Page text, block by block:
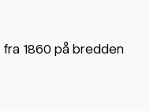
1860 på bredden